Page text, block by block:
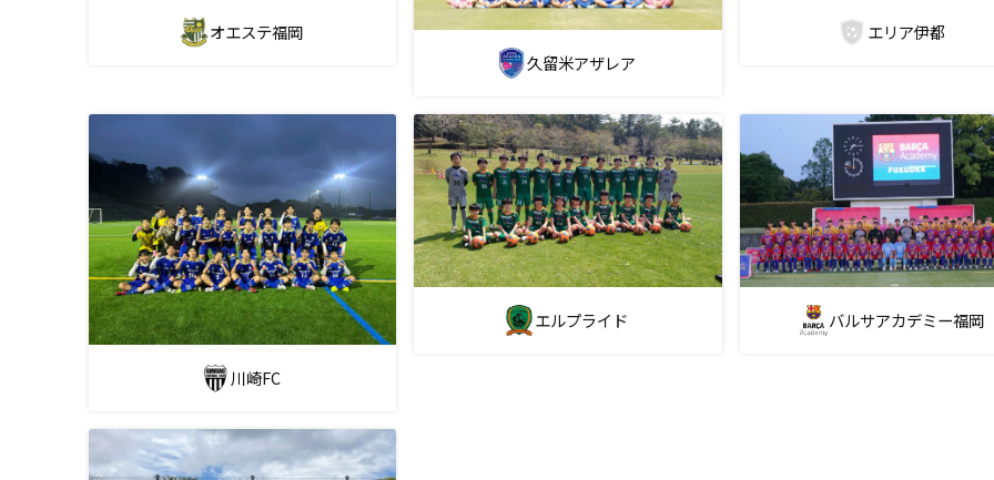
オエステ福岡
久留米アザレア
エリア伊都
川崎FC
エルプライド バルサアカデミー福岡